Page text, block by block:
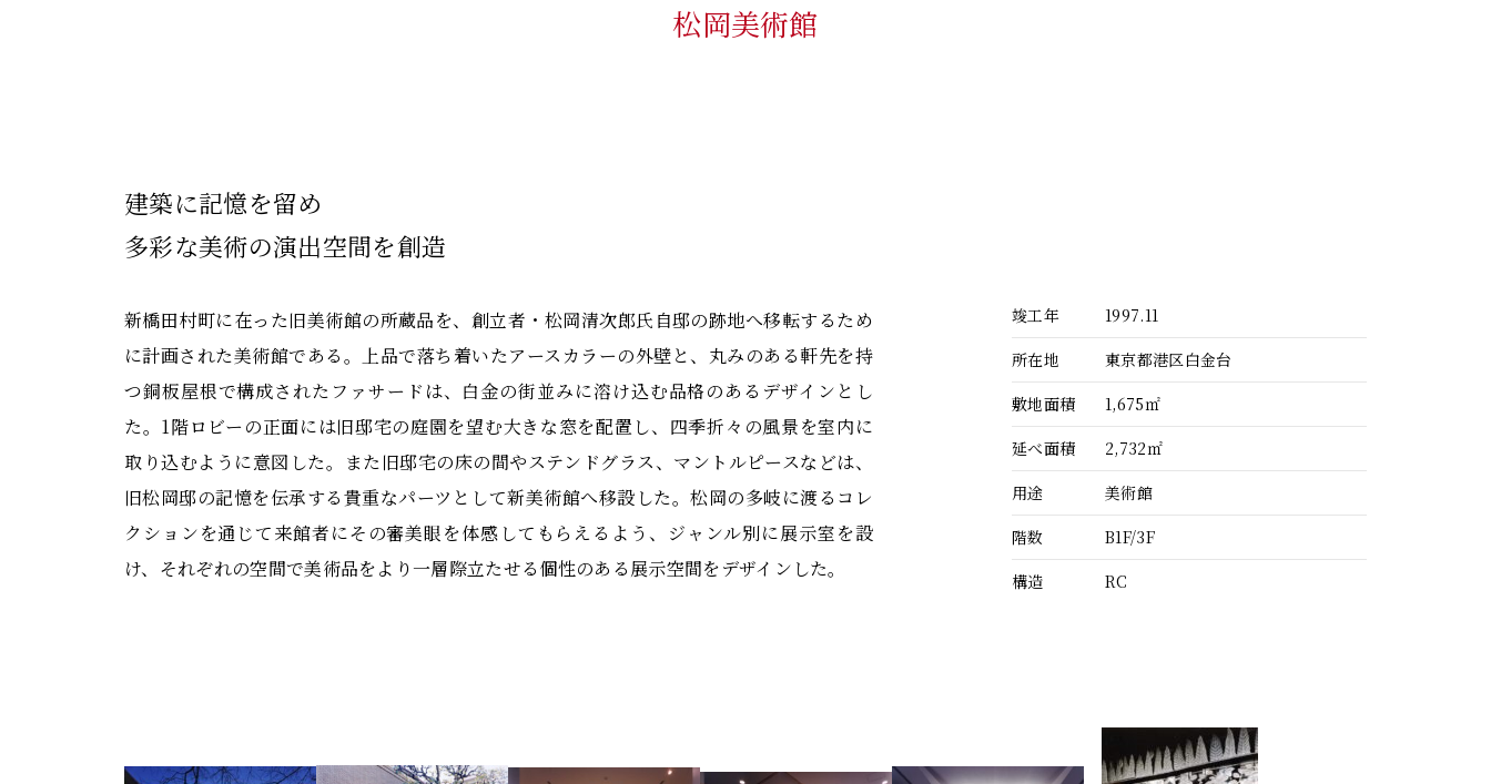
松岡美術館
建築に記憶を留め
多彩な美術の演出空間を創造
新橋田村町に在った旧美術館の所蔵品を、創立者・松岡清次郎氏自邸の跡地へ移転するため
に計画された美術館である。上品で落ち着いたアースカラーの外壁と、丸みのある軒先を持
つ銅板屋根で構成されたファサードは、白金の街並みに溶け込む品格のあるデザインとし
た。1階ロビーの正面には旧邸宅の庭園を望む大きな窓を配置し、四季折々の風景を室内に
取り込むように意図した。また旧邸宅の床の間やステンドグラス、マントルピースなどは、
旧松岡邸の記憶を伝承する貴重なパーツとして新美術館へ移設した。松岡の多岐に渡るコレ
クションを通じて来館者にその審美眼を体感してもらえるよう、ジャンル別に展示室を設
け、それぞれの空間で美術品をより一層際立たせる個性のある展示空間をデザインした。
竣工年
1997.11
所在地
東京都港区白金台
敷地面積
1,675㎡
延べ面積
2,732㎡
用途
美術館
階数
B1F/3F
構造
RC